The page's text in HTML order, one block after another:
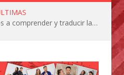
La IA está acercándonos a comprender y traducir las vocalizaciones y comportamientos de nuestras mascotas